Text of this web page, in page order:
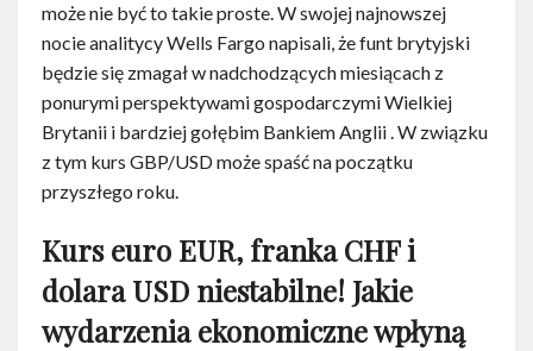
może nie być to takie proste. W swojej najnowszej
nocie analitycy Wells Fargo napisali, że funt brytyjski
będzie się zmagał w nadchodzących miesiącach z
ponurymi perspektywami gospodarczymi Wielkiej
Brytanii i bardziej gołębim Bankiem Anglii . W związku
z tym kurs GBP/USD może spaść na początku
przyszłego roku.
Kurs euro EUR, franka CHF i
dolara USD niestabilne! Jakie
wydarzenia ekonomiczne wpłyną